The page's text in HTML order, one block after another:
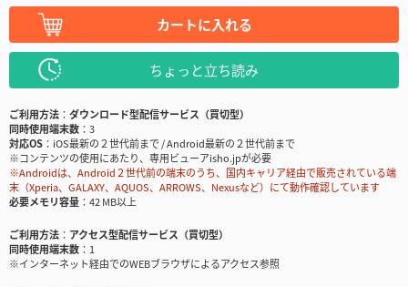
カートに入れる
ちょっと立ち読み
ご利用方法
ダウンロード型配信サービス（買切型）
同時使用端末数
3
対応OS
iOS最新の２世代前まで / Android最新の２世代前まで
※コンテンツの使用にあたり、専用ビューアisho.jpが必要
※Androidは、Android２世代前の端末のうち、国内キャリア経由で販売されている端
末（Xperia、GALAXY、AQUOS、ARROWS、Nexusなど）にて動作確認しています
必要メモリ容量
42 MB以上
ご利用方法
アクセス型配信サービス（買切型）
同時使用端末数
1
※インターネット経由でのWEBブラウザによるアクセス参照